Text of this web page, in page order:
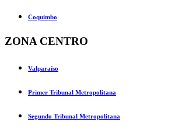
Coquimbo
ZONA CENTRO
Valparaíso
Primer Tribunal Metropolitana
Segundo Tribunal Metropolitana